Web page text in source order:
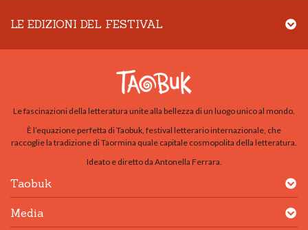
LE EDIZIONI DEL FESTIVAL
Le fascinazioni della letteratura unite alla bellezza di un luogo unico al mondo.
È l’equazione perfetta di Taobuk, festival letterario internazionale, che
raccoglie la tradizione di Taormina quale capitale cosmopolita della letteratura.
Ideato e diretto da Antonella Ferrara.
Taobuk
Media